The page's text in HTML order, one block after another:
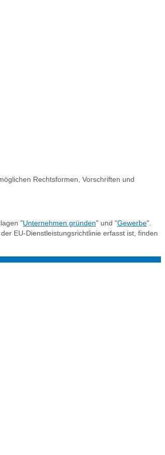
Rechtsformen, Vorschriften und
"Unternehmen gründen" und "Gewerbe".
EU-Dienstleistungsrichtlinie erfasst ist, finden